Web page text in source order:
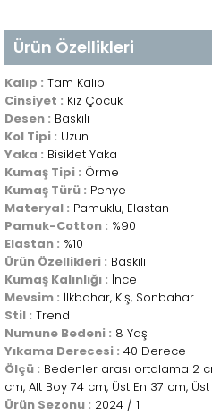
Ürün Özellikleri
Kalıp : Tam Kalıp
Cinsiyet : Kız Çocuk
Desen : Baskılı
Kol Tipi : Uzun
Yaka : Bisiklet Yaka
Kumaş Tipi : Örme
Kumaş Türü : Penye
Materyal : Pamuklu, Elastan
Pamuk-Cotton : %90
Elastan : %10
Ürün Özellikleri : Baskılı
Kumaş Kalınlığı : İnce
Mevsim : İlkbahar, Kış, Sonbahar
Stil : Trend
Numune Bedeni : 8 Yaş
Yıkama Derecesi : 40 Derece
Ölçü : Bedenler arası ortalama 2
cm, Alt Boy 74 cm, Üst En 37 cm,
Ürün Sezonu : 2024 / 1